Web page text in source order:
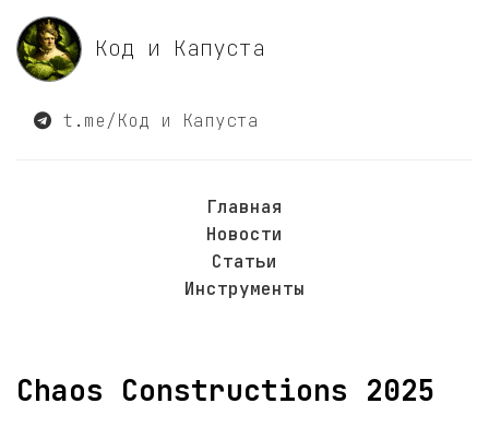
Код и Капуста
t.me/Код и Капуста
Главная
Новости
Статьи
Инструменты
Chaos Constructions 2025